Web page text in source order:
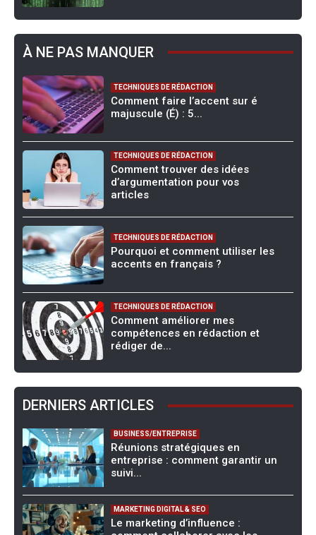
À NE PAS MANQUER
TECHNIQUES DE RÉDACTION
Comment faire l’accent sur é
majuscule (É) : 5...
TECHNIQUES DE RÉDACTION
Comment trouver des idées
d’argumentation pour vos
articles
TECHNIQUES DE RÉDACTION
Pourquoi et comment utiliser les
accents en français ?
TECHNIQUES DE RÉDACTION
Comment améliorer mes
compétences en rédaction et
rédiger de...
DERNIERS ARTICLES
BUSINESS/ENTREPRISE
Réunions stratégiques en
entreprise : comment garantir un
suivi...
MARKETING DIGITAL & SEO
Le marketing d’influence :